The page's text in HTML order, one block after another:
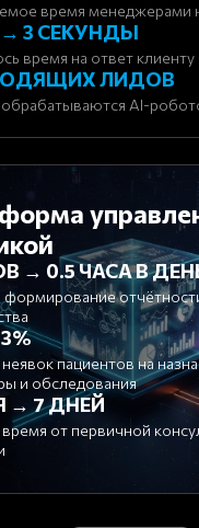
время менеджерами
3 СЕКУНДЫ
время на ответ клиенту
ЛИДОВ
AI-
→ 0.5 ЧАСА В
формирование
пациентов на
и обследования
→ 7 ДНЕЙ
от первичной